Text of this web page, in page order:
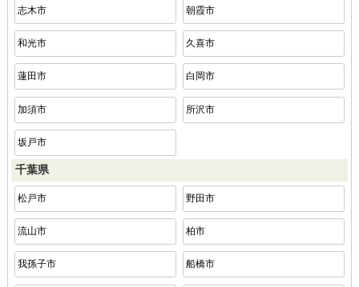
志木市 朝霞市
和光市 久喜市
蓮田市 白岡市
加須市 所沢市
坂戸市
千葉県
松戸市 野田市
流山市 柏市
我孫子市 船橋市